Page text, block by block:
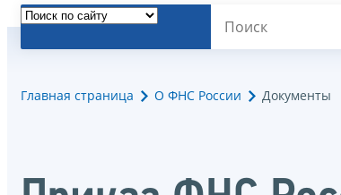
Главная страница О ФНС России Документы